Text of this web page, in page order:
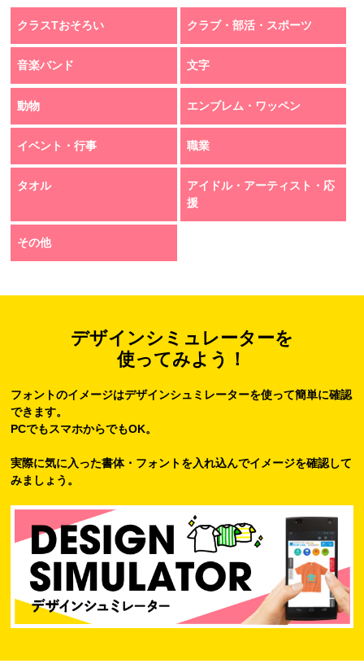
クラスTおそろい クラブ・部活・スポーツ
音楽バンド 文字
動物 エンブレム・ワッペン
イベント・行事 職業
タオル
アイドル・アーティスト・応
援
その他
デザインシミュレーターを
使ってみよう！
フォントのイメージはデザインシュミレーターを使って簡単に確認
できます。
PCでもスマホからでもOK。
実際に気に入った書体・フォントを入れ込んでイメージを確認して
みましょう。